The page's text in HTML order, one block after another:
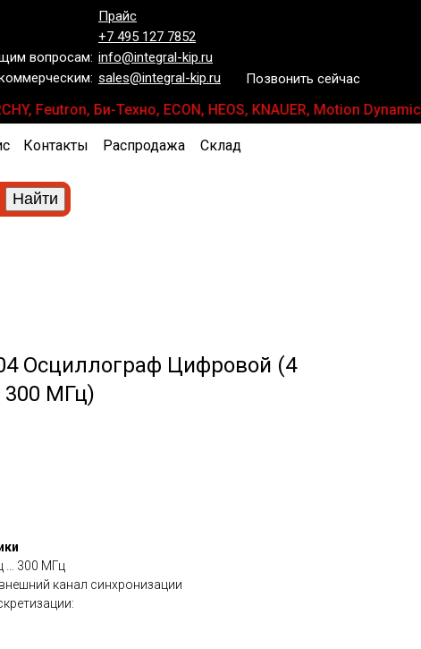
Прайс
+7 495 127 7852
info@integral-kip.ru
sales@integral-kip.ru
вопросам:
Позвонить сейчас
Би-Техно, ECON, HEOS, KNAUER, Motion Dynamic,
Контакты Распродажа Склад
Осциллограф Цифровой (4
300 МГц)
… 300 МГц
канал синхронизации